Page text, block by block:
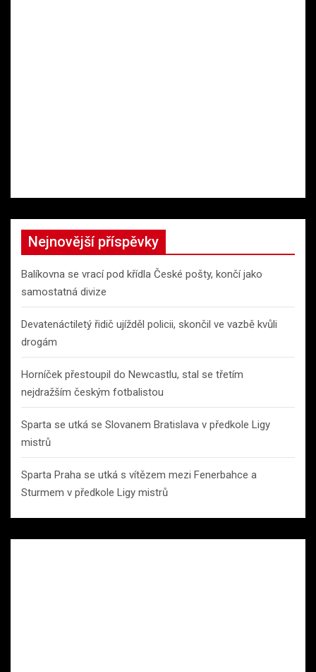
Nejnovější příspěvky
Balíkovna se vrací pod křídla České pošty, končí jako
samostatná divize
Devatenáctiletý řidič ujížděl policii, skončil ve vazbě kvůli
drogám
Horníček přestoupil do Newcastlu, stal se třetím
nejdražším českým fotbalistou
Sparta se utká se Slovanem Bratislava v předkole Ligy
mistrů
Sparta Praha se utká s vítězem mezi Fenerbahce a
Sturmem v předkole Ligy mistrů